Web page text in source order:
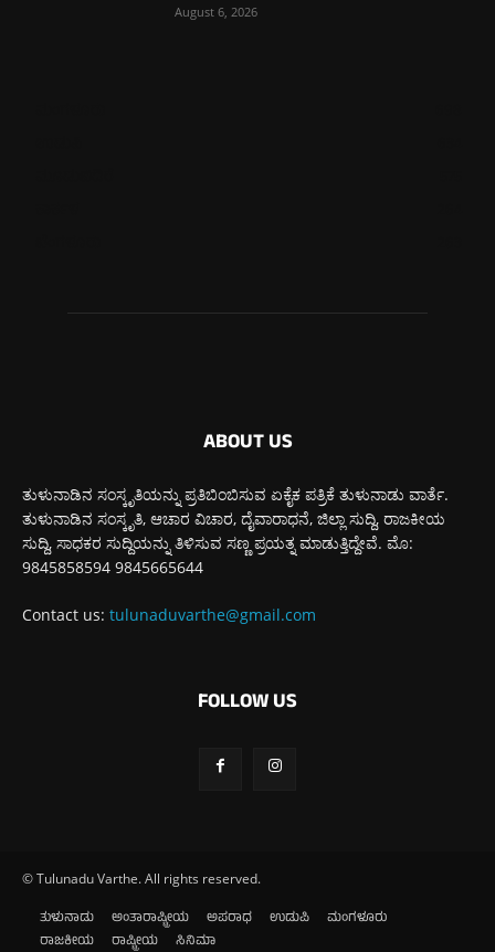
August 6, 2026
ABOUT US
ತುಳುನಾಡಿನ ಸಂಸ್ಕೃತಿಯನ್ನು ಪ್ರತಿಬಿಂಬಿಸುವ ಏಕೈಕ ಪತ್ರಿಕೆ ತುಳುನಾಡು ವಾರ್ತೆ.
ತುಳುನಾಡಿನ ಸಂಸ್ಕೃತಿ, ಆಚಾರ ವಿಚಾರ, ದೈವಾರಾಧನೆ, ಜಿಲ್ಲಾ ಸುದ್ದಿ, ರಾಜಕೀಯ
ಸುದ್ದಿ, ಸಾಧಕರ ಸುದ್ದಿಯನ್ನು ತಿಳಿಸುವ ಸಣ್ಣ ಪ್ರಯತ್ನ ಮಾಡುತ್ತಿದ್ದೇವೆ. ಮೊ:
9845858594 9845665644
Contact us: tulunaduvarthe@gmail.com
FOLLOW US
© Tulunadu Varthe. All rights reserved.
ತುಳುನಾಡು ಅಂತಾರಾಷ್ಟ್ರೀಯ ಅಪರಾಧ ಉಡುಪಿ
ಮಂಗಳೂರು
ರಾಜಕೀಯ
ರಾಷ್ಟ್ರೀಯ ಸಿನಿಮಾ